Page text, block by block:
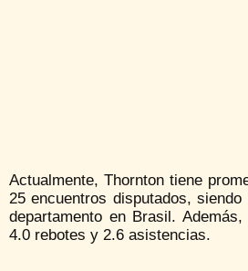
Actualmente, Thornton tiene
25 encuentros disputados,
departamento en Brasil.
4.0 rebotes y 2.6 asistencias.